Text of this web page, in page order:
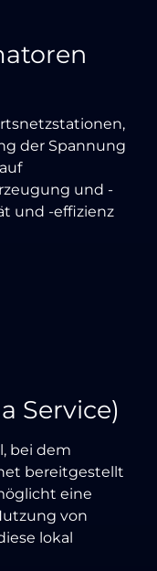
der Spannung
und -
und -effizienz
Service)
bei dem
bereitgestellt
eine
von
lokal